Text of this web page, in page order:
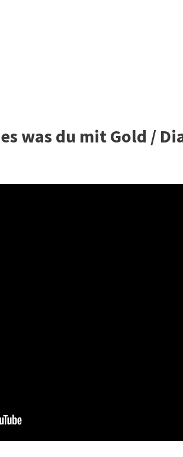
was du mit Gold /